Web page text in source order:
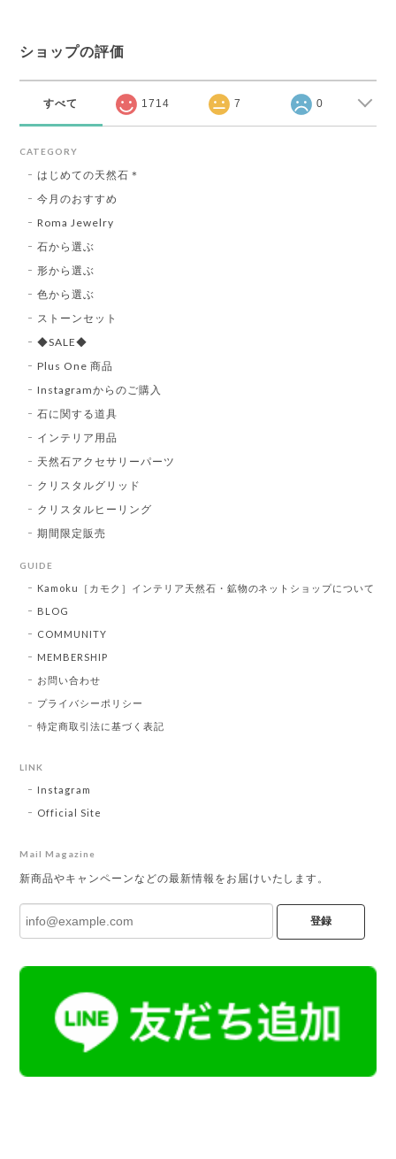
ショップの評価
すべて 1714 7 0
CATEGORY
はじめての天然石＊
今月のおすすめ
Roma Jewelry
石から選ぶ
形から選ぶ
色から選ぶ
ストーンセット
◆SALE◆
Plus One 商品
Instagramからのご購入
石に関する道具
インテリア用品
天然石アクセサリーパーツ
クリスタルグリッド
クリスタルヒーリング
期間限定販売
GUIDE
Kamoku［カモク］インテリア天然石・鉱物のネットショップについて
BLOG
COMMUNITY
MEMBERSHIP
お問い合わせ
プライバシーポリシー
特定商取引法に基づく表記
LINK
Instagram
Official Site
Mail Magazine
新商品やキャンペーンなどの最新情報をお届けいたします。
登録